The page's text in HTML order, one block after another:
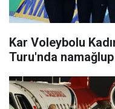
Kar Voleybolu
Turu'nda namağlup